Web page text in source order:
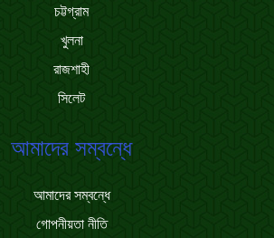
চট্টগ্রাম
খুলনা
রাজশাহী
সিলেট
আমাদের সম্বন্ধে
আমাদের সম্বন্ধে
গোপনীয়তা নীতি